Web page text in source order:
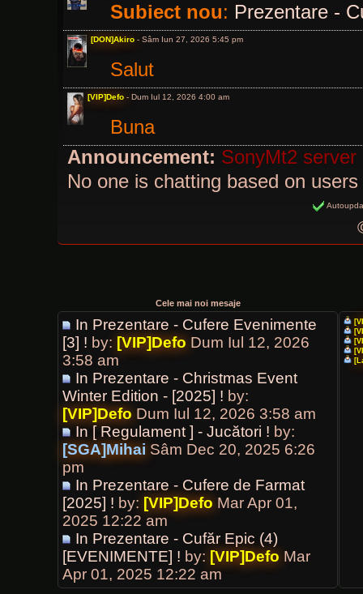
Subiect nou: Prezentare -
[DON]Akiro - Sâm Iun 27, 2026 5:45 pm
Salut
[VIP]Defo - Dum Iul 12, 2026 4:00 am
Buna
Announcement: SonyMt2
No one is chatting based on
Cele mai noi mesaje
In Prezentare - Cufere Evenimente
[3] ! by: [VIP]Defo Dum Iul 12, 2026
3:58 am
In Prezentare - Christmas Event
Winter Edition - [2025] ! by:
[VIP]Defo Dum Iul 12, 2026 3:58 am
In [ Regulament ] - Jucători ! by:
[SGA]Mihai Sâm Dec 20, 2025 6:26
pm
In Prezentare - Cufere de Farmat
[2025] ! by: [VIP]Defo Mar Apr 01,
2025 12:22 am
In Prezentare - Cufăr Epic (4)
[EVENIMENTE] ! by: [VIP]Defo Mar
Apr 01, 2025 12:22 am